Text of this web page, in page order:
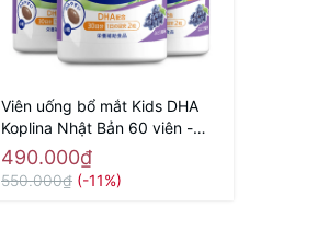
Viên uống bổ mắt Kids DHA
Koplina Nhật Bản 60 viên -
Hàng Nhật nội địa
490.000₫
550.000₫ (-11%)